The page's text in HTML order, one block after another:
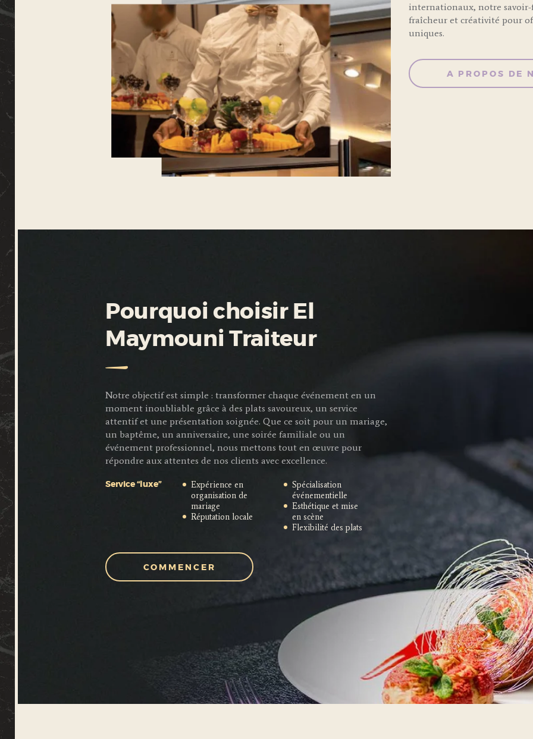
internationaux, notre
fraîcheur et créativité pour
uniques.
A PROPOS DE
Pourquoi choisir El
Maymouni Traiteur
Notre objectif est simple : transformer chaque événement en un
moment inoubliable grâce à des plats savoureux, un service
attentif et une présentation soignée. Que ce soit pour un mariage,
un baptême, un anniversaire, une soirée familiale ou un
événement professionnel, nous mettons tout en œuvre pour
répondre aux attentes de nos clients avec excellence.
Service “luxe”
Expérience en
organisation de
mariage
Réputation locale
Spécialisation
événementielle
Esthétique et mise
en scène
Flexibilité des plats
COMMENCER